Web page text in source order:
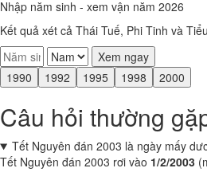
Nhập năm sinh - xem vận năm 2026
Kết quả xét cả Thái Tuế, Phi Tinh và
Xem ngay
1990
1992 1995 1998 2000
Câu hỏi thường
Tết Nguyên đán 2003 là ngày mấy
Tết Nguyên đán 2003 rơi vào 1/2/2003